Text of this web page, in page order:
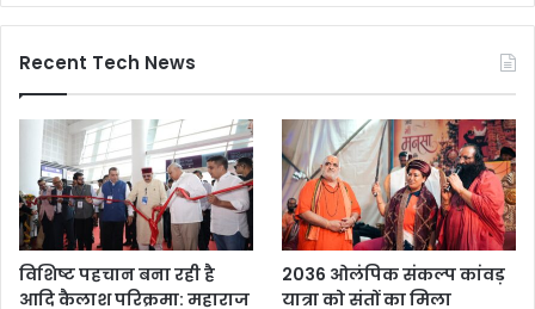
Recent Tech News
विशिष्ट पहचान बना रही है
आदि कैलाश परिक्रमा: महाराज
2036 ओलंपिक संकल्प कांवड़
यात्रा को संतों का मिला